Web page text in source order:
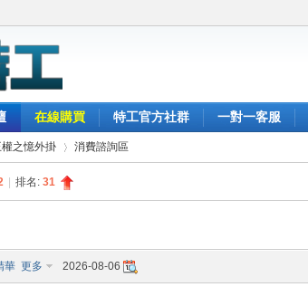
在線購買 特工官方社群 一對一客服
之憶外掛 消費諮詢區
排名: 31
華 更多 2026-08-06